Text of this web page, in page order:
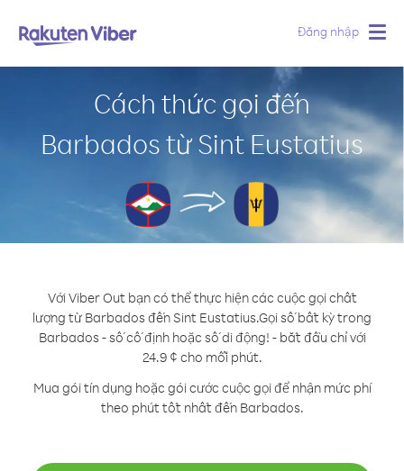
Đăng nhập
Cách thức gọi đến
Barbados từ Sint Eustatius
Với Viber Out bạn có thể thực hiện các cuộc gọi chất
lượng từ Barbados đến Sint Eustatius.Gọi số bất kỳ trong
Barbados - số cố định hoặc số di động! - bắt đầu chỉ với
24.9 ¢ cho mỗi phút.
Mua gói tín dụng hoặc gói cước cuộc gọi để nhận mức phí
theo phút tốt nhất đến Barbados.